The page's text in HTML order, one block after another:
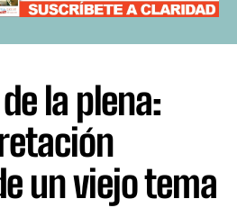
la plena:
un viejo tema